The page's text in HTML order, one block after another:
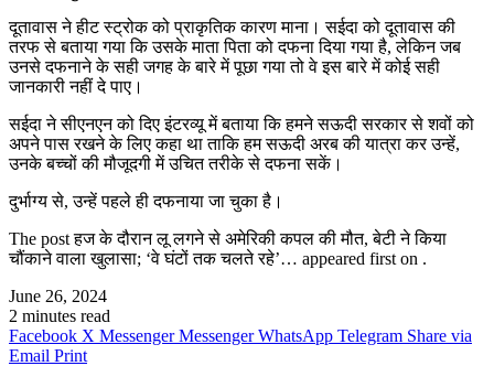
दूतावास ने हीट स्ट्रोक को प्राकृतिक कारण माना। सईदा को दूतावास की
तरफ से बताया गया कि उसके माता पिता को दफना दिया गया है, लेकिन जब
उनसे दफनाने के सही जगह के बारे में पूछा गया तो वे इस बारे में कोई सही
जानकारी नहीं दे पाए।
सईदा ने सीएनएन को दिए इंटरव्यू में बताया कि हमने सऊदी सरकार से शवों को
अपने पास रखने के लिए कहा था ताकि हम सऊदी अरब की यात्रा कर उन्हें,
उनके बच्चों की मौजूदगी में उचित तरीके से दफना सकें।
दुर्भाग्य से, उन्हें पहले ही दफनाया जा चुका है।
The post हज के दौरान लू लगने से अमेरिकी कपल की मौत, बेटी ने किया
चौंकाने वाला खुलासा; ‘वे घंटों तक चलते रहे’… appeared first on .
June 26, 2024
2 minutes read
Facebook X Messenger Messenger WhatsApp Telegram Share via
Email Print